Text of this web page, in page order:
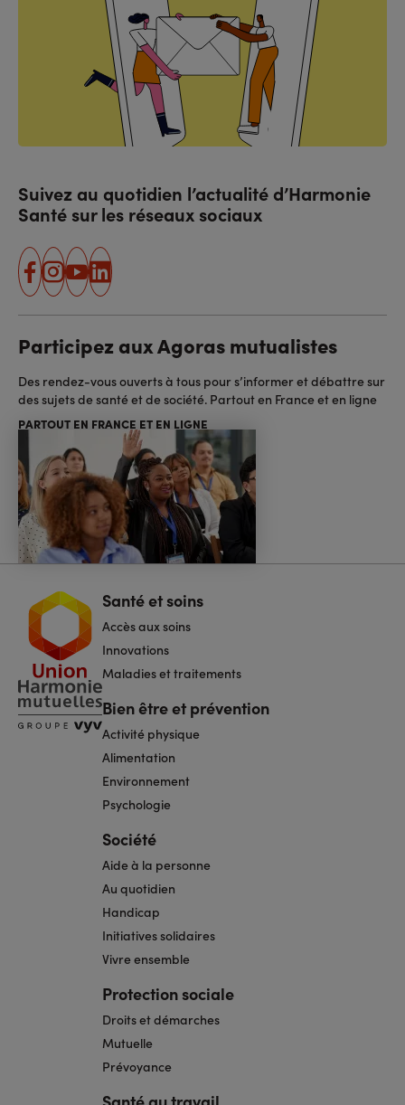
Suivez au quotidien l’actualité d’Harmonie
Santé sur les réseaux sociaux
facebook
instagram
youtube
linkedin
Participez aux Agoras mutualistes
Des rendez-vous ouverts à tous pour s’informer et débattre sur
des sujets de santé et de société. Partout en France et en ligne
PARTOUT EN FRANCE ET EN LIGNE
Navigation
pied
de
page
Santé et soins
Accès aux soins
Innovations
Maladies et traitements
Bien être et prévention
Activité physique
Alimentation
Environnement
Psychologie
Société
Aide à la personne
Au quotidien
Handicap
Initiatives solidaires
Vivre ensemble
Protection sociale
Droits et démarches
Mutuelle
Prévoyance